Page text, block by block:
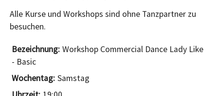
Alle Kurse und Workshops sind ohne Tanzpartner zu
besuchen.
Workshop Commercial Dance Lady Like
- Basic
Samstag